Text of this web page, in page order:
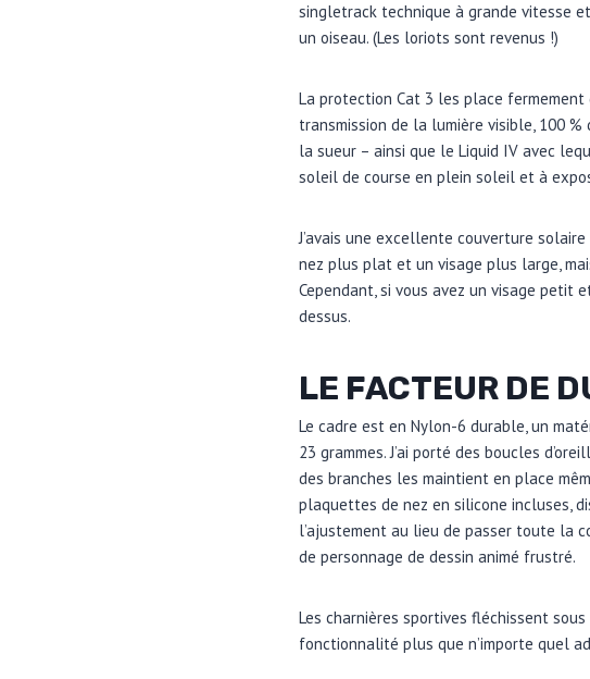
singletrack technique à grande vitesse
un oiseau. (Les loriots sont revenus !)
La protection Cat 3 les place
transmission de la lumière visible, 100
la sueur – ainsi que le Liquid IV avec
soleil de course en plein soleil et à
J’avais une excellente couverture
nez plus plat et un visage plus large,
Cependant, si vous avez un visage petit
dessus.
LE FACTEUR DE
Le cadre est en Nylon-6 durable, un
23 grammes. J’ai porté des boucles
des branches les maintient en place
plaquettes de nez en silicone incluses,
l’ajustement au lieu de passer toute la
de personnage de dessin animé frustré.
Les charnières sportives fléchissent
fonctionnalité plus que n’importe quel